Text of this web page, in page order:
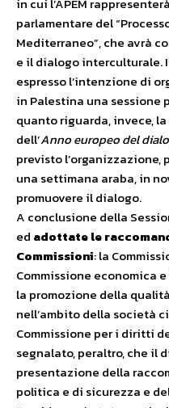
parlamentare del
Mediterraneo”, che avrà
e il dialogo interculturale.
espresso l’intenzione di
in Palestina una sessione
quanto riguarda, invece,
dell’Anno europeo del
previsto l’organizzazione,
una settimana araba, in
promuovere il dialogo.
A conclusione della
ed adottate le
Commissioni: la
Commissione economica
la promozione della
nell’ambito della società
Commissione per i diritti
segnalato, peraltro, che il
presentazione della
politica e di sicurezza e